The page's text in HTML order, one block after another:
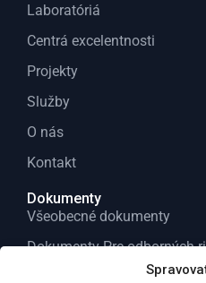
Laboratóriá
Centrá excelentnosti
Projekty
Služby
O nás
Kontakt
Dokumenty
Všeobecné dokumenty
Dokumenty Pre odborných
Správy za vedu a výskum